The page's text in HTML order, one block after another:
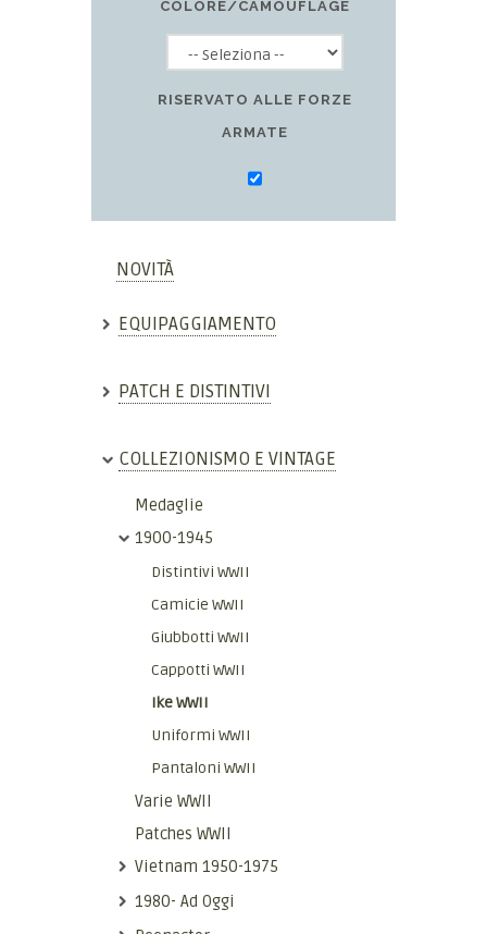
COLORE/CAMOUFLAGE
RISERVATO ALLE FORZE
ARMATE
NOVITÀ
EQUIPAGGIAMENTO
PATCH E DISTINTIVI
COLLEZIONISMO E VINTAGE
Medaglie
1900-1945
Distintivi WWII
Camicie WWII
Giubbotti WWII
Cappotti WWII
Ike WWII
Uniformi WWII
Pantaloni WWII
Varie WWII
Patches WWII
Vietnam 1950-1975
1980- Ad Oggi